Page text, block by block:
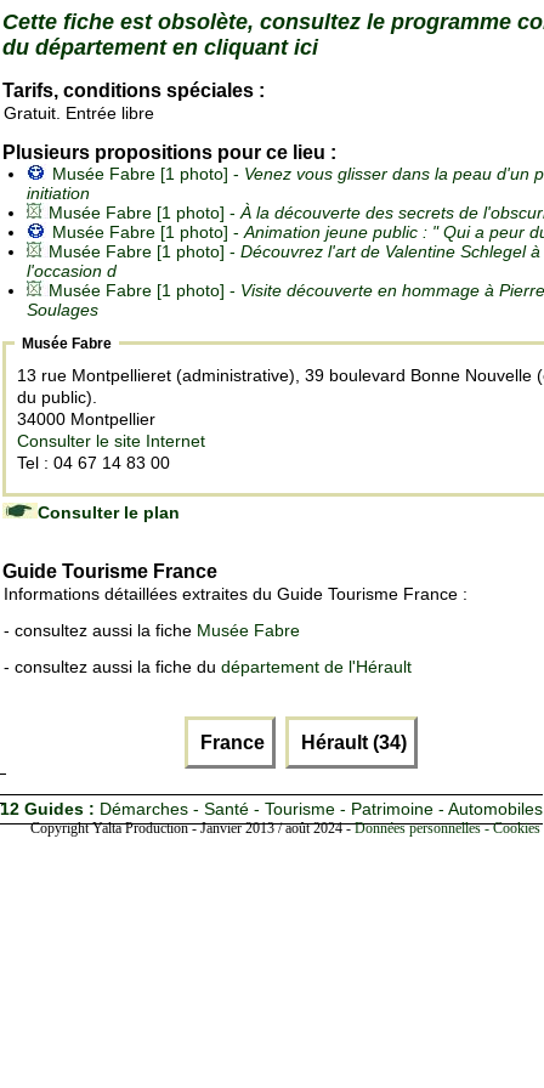
Cette fiche est obsolète, consultez le programme
du département en cliquant ici
Tarifs, conditions spéciales :
Gratuit. Entrée libre
Plusieurs propositions pour ce lieu :
Musée Fabre [1 photo] - Venez vous glisser dans la peau d'un
initiation
Musée Fabre [1 photo] - À la découverte des secrets de
Musée Fabre [1 photo] - Animation jeune public : " Qui a peur
Musée Fabre [1 photo] - Découvrez l'art de Valentine Schlegel à
l'occasion d
Musée Fabre [1 photo] - Visite découverte en hommage à Pierre
Soulages
Musée Fabre
13 rue Montpellieret (administrative), 39 boulevard Bonne Nouvelle
du public).
34000 Montpellier
Consulter le site Internet
Tel : 04 67 14 83 00
Consulter le plan
Guide Tourisme France
Informations détaillées extraites du Guide Tourisme France :
- consultez aussi la fiche Musée Fabre
- consultez aussi la fiche du département de l'Hérault
France Hérault (34)
12 Guides : Démarches - Santé - Tourisme - Patrimoine - Automobiles
Copyright Yalta Production - Janvier 2013 / août 2024 -Données personnelles -